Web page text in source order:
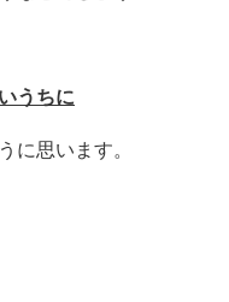
うちに
に思います。